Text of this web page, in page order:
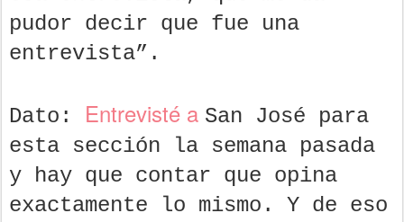
pudor decir que fue una
entrevista”.
Dato: Entrevisté a San José para
esta sección la semana pasada
y hay que contar que opina
exactamente lo mismo. Y de eso